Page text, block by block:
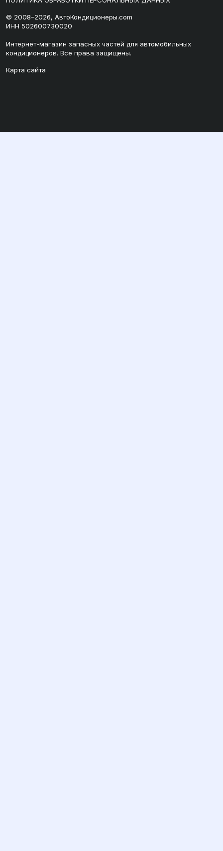
© 2008–2026, АвтоКондиционеры.com
ИНН 502600730020
Интернет-магазин запасных частей для автомобильных
кондиционеров. Все права защищены.
Карта сайта